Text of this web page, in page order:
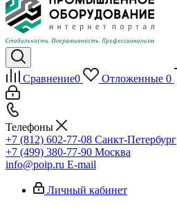
Сравнение0 Отложенные 0
Телефоны
+7 (812) 602-77-08 Санкт-Петербург
+7 (499) 380-77-90 Москва
info@poip.ru E-mail
Личный кабинет